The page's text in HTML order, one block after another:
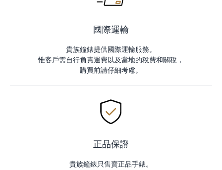
國際運輸
貴族鐘錶提供國際運輸服務。
惟客戶需自行負責運費以及當地的稅費和關稅，
購買前請仔細考慮。
正品保證
貴族鐘錶只售賣正品手錶。